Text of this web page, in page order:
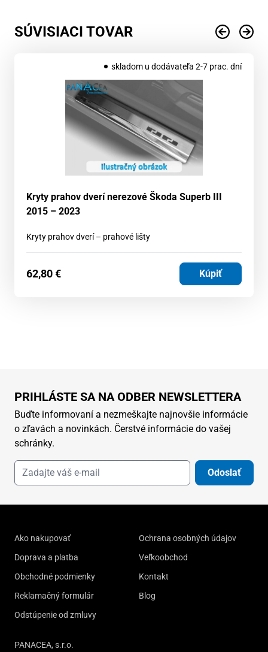
SÚVISIACI TOVAR
skladom u dodávateľa 2-7 prac. dní
Kryty prahov dverí nerezové Škoda Superb III
2015 – 2023
Kryty prahov dverí – prahové lišty
62,80€ Kúpiť
PRIHLÁSTE SA NA ODBER NEWSLETTERA
Buďte informovaní a nezmeškajte najnovšie informácie
o zľavách a novinkách. Čerstvé informácie do vašej
schránky.
Odoslať
Ako nakupovať
Doprava a platba
Obchodné podmienky
Reklamačný formulár
Odstúpenie od zmluvy
Ochrana osobných údajov
Veľkoobchod
Kontakt
Blog
PANACEA, s.r.o.